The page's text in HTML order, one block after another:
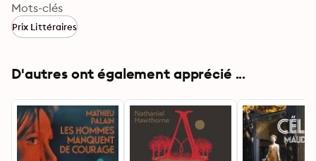
et sauvage, sortie des forêts. Adoptée par Les
Montées, Madelaine les ravit, passionnée, courageuse,
si vivante. Pourtant, il reste dans ses yeux cette petite
fera un jour brûler le monde.
questionne l’ordre des choses, sonde l’instinct de
révolte, et nous offre, servie par une écriture
éblouissante, une ode aux liens familiaux.
Mots-clés
Prix Littéraires
D'autres ont également apprécié ...